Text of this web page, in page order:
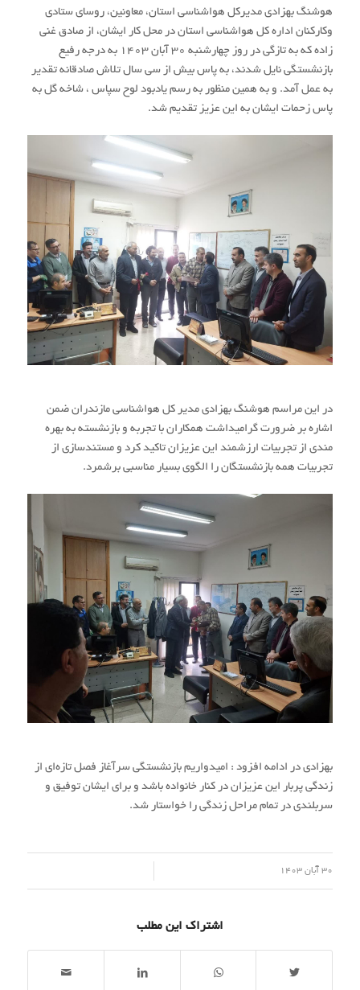
هوشنگ بهزادی مدیرکل هواشناسی استان، معاونین، روسای ستادی
وکارکنان اداره کل هواشناسی استان در محل کار ایشان، از صادق غنی
زاده که به تازگی در روز چهارشنبه 30 آبان 1403 به درجه رفیع
بازنشستگی نایل شدند، به پاس بیش از سی سال تلاش صادقانه تقدیر
به عمل آمد. و به همین منظور به رسم یادبود لوح سپاس ، شاخه گل به
پاس زحمات ایشان به این عزیز تقدیم شد.
در این مراسم هوشنگ بهزادی مدیر کل هواشناسی مازندران ضمن
اشاره بر ضرورت گرامیداشت همکاران با تجربه و بازنشسته به بهره
مندی از تجربیات ارزشمند این عزیزان تاکید کرد و مستندسازی از
تجربیات همه بازنشستگان را الگوی بسیار مناسبی برشمرد.
بهزادی در ادامه افزود : امیدواریم بازنشستگی سرآغاز فصل تازه‌ای از
زندگی پربار این عزیزان در کنار خانواده باشد و برای ایشان توفیق و
سربلندی در تمام مراحل زندگی را خواستار شد.
30 آبان 1403
اشتراک این مطلب